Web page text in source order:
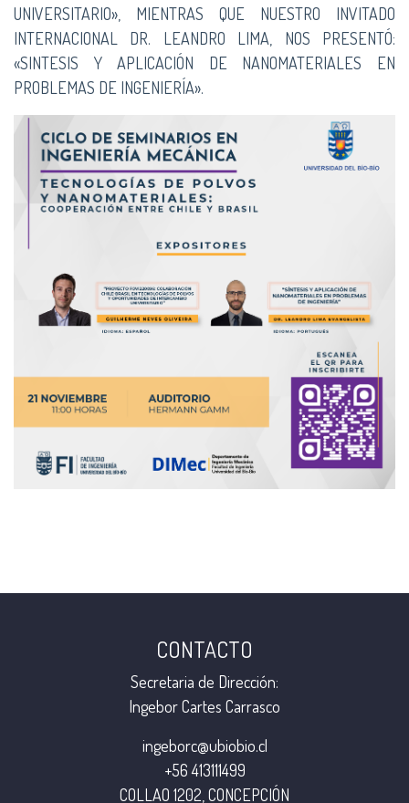
UNIVERSITARIO», MIENTRAS QUE NUESTRO INVITADO
INTERNACIONAL DR. LEANDRO LIMA, NOS PRESENTÓ:
«SINTESIS Y APLICACIÓN DE NANOMATERIALES EN
PROBLEMAS DE INGENIERÍA».
CONTACTO
Secretaria de Dirección:
Ingebor Cartes Carrasco
ingeborc@ubiobio.cl
+56 413111499
COLLAO 1202, CONCEPCIÓN